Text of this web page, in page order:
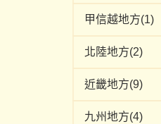
甲信越地方(1)
北陸地方(2)
近畿地方(9)
九州地方(4)